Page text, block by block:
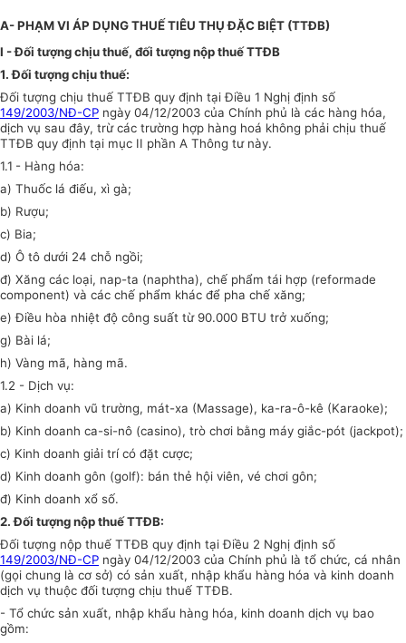
A- PHẠM VI ÁP DỤNG THUẾ TIÊU THỤ ĐẶC BIỆT (TTĐB)
I - Đối tượng chịu thuế, đối tượng nộp thuế TTĐB
1. Đối tượng chịu thuế:
Đối tượng chịu thuế TTĐB quy định tại Điều 1 Nghị định số
149/2003/NĐ-CP ngày 04/12/2003 của Chính phủ là các hàng hóa,
dịch vụ sau đây, trừ các trường hợp hàng hoá không phải chịu thuế
TTĐB quy định tại mục II phần A Thông tư này.
1.1 - Hàng hóa:
a) Thuốc lá điếu, xì gà;
b) Rượu;
c) Bia;
d) Ô tô dưới 24 chỗ ngồi;
đ) Xăng các loại, nap-ta (naphtha), chế phẩm tái hợp (reformade
component) và các chế phẩm khác để pha chế xăng;
e) Điều hòa nhiệt độ công suất từ 90.000 BTU trở xuống;
g) Bài lá;
h) Vàng mã, hàng mã.
1.2 - Dịch vụ:
a) Kinh doanh vũ trường, mát-xa (Massage), ka-ra-ô-kê (Karaoke);
b) Kinh doanh ca-si-nô (casino), trò chơi bằng máy giắc-pót (jackpot);
c) Kinh doanh giải trí có đặt cược;
d) Kinh doanh gôn (golf): bán thẻ hội viên, vé chơi gôn;
đ) Kinh doanh xổ số.
2. Đối tượng nộp thuế TTĐB:
Đối tượng nộp thuế TTĐB quy định tại Điều 2 Nghị định số
149/2003/NĐ-CP ngày 04/12/2003 của Chính phủ là tổ chức, cá nhân
(gọi chung là cơ sở) có sản xuất, nhập khẩu hàng hóa và kinh doanh
dịch vụ thuộc đối tượng chịu thuế TTĐB.
- Tổ chức sản xuất, nhập khẩu hàng hóa, kinh doanh dịch vụ bao
gồm: